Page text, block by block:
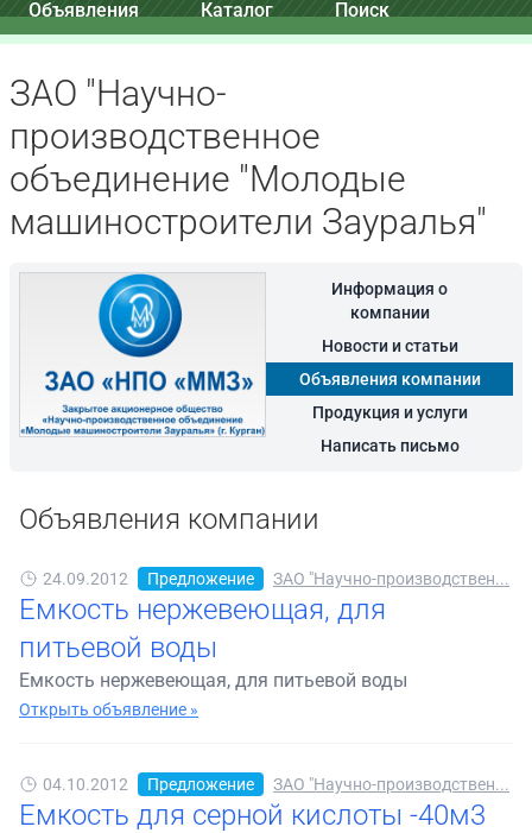
Объявления Каталог Поиск
ЗАО "Научно-
производственное
объединение "Молодые
машиностроители Зауралья"
Информация о
компании
Новости и статьи
Объявления компании
Продукция и услуги
Написать письмо
Объявления компании
24.09.2012 Предложение ЗАО "Научно-производствен...
Емкость нержевеющая, для
питьевой воды
Емкость нержевеющая, для питьевой воды
Открыть объявление »
04.10.2012 Предложение ЗАО "Научно-производствен...
Емкость для серной кислоты -40м3